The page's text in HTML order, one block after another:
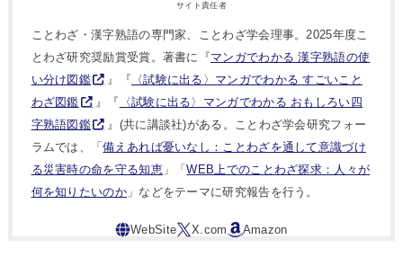
サイト責任者
ことわざ・漢字熟語の専門家、ことわざ学会理事。2025年度こ
とわざ研究奨励賞受賞。著書に『マンガでわかる 漢字熟語の使
い分け図鑑
』『 〈試験に出る〉マンガでわかる すごいこと
わざ図鑑
』『
〈試験に出る〉マンガでわかる おもしろい四
字熟語図鑑
』(共に講談社)がある。ことわざ学会研究フォー
ラムでは、「備えあれば憂いなし：ことわざを通して意識づけ
る災害時の命を守る知恵」「WEB上でのことわざ探求：人々が
何を知りたいのか」などをテーマに研究報告を行う。